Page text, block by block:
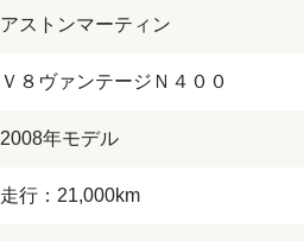
アストンマーティン
Ｖ８ヴァンテージＮ４００
2008年モデル
走行：21,000km